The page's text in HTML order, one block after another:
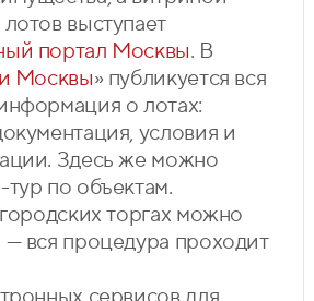
выступает
портал Москвы. В
Москвы» публикуется вся
о лотах:
условия и
Здесь же можно
по объектам.
торгах можно
вся процедура проходит